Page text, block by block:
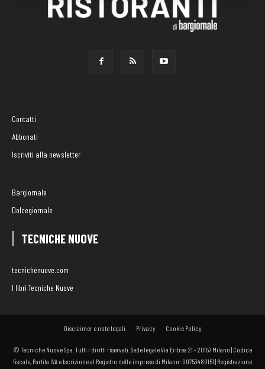
Contatti
Abbonati
Iscriviti alla newsletter
Bargiornale
Dolcegiornale
TECNICHE NUOVE
tecnichenuove.com
I libri Tecniche Nuove
Disclaimer e note legali Privacy Cookie Policy
© Tecniche Nuove Spa. Tutti i diritti riservati. Sede legale Via Eritrea 21 - 20157 Milano | Codice
fiscale, Partita IVA e Iscrizione al Registro delle imprese di Milano: 00753480151 | Registrazione